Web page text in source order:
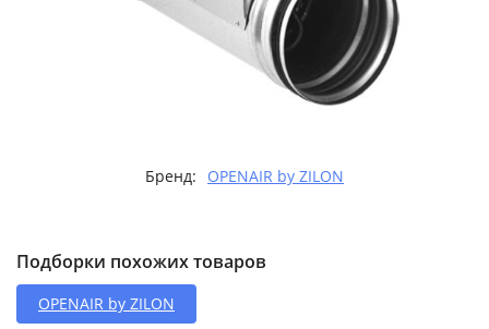
Бренд: OPENAIR by ZILON
Подборки похожих товаров
OPENAIR by ZILON